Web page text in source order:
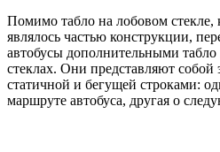
Помимо табло на лобовом стекле,
являлось частью конструкции,
автобусы дополнительными
стеклах. Они представляют собой
статичной и бегущей строками:
маршруте автобуса, другая о